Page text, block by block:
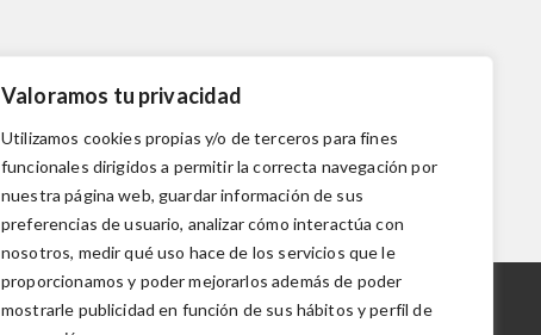
Valoramos tu privacidad
Utilizamos cookies propias y/o de terceros para fines
funcionales dirigidos a permitir la correcta navegación por
nuestra página web, guardar información de sus
preferencias de usuario, analizar cómo interactúa con
nosotros, medir qué uso hace de los servicios que le
proporcionamos y poder mejorarlos además de poder
mostrarle publicidad en función de sus hábitos y perfil de